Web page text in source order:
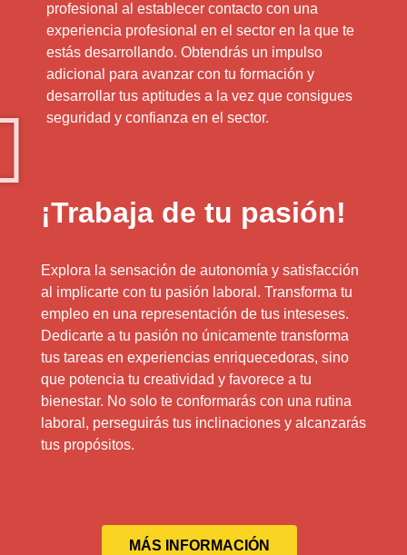
profesional al establecer contacto con una
experiencia profesional en el sector en la que te
estás desarrollando. Obtendrás un impulso
adicional para avanzar con tu formación y
desarrollar tus aptitudes a la vez que consigues
seguridad y confianza en el sector.
¡Trabaja de tu pasión!
Explora la sensación de autonomía y satisfacción
al implicarte con tu pasión laboral. Transforma tu
empleo en una representación de tus inteseses.
Dedicarte a tu pasión no únicamente transforma
tus tareas en experiencias enriquecedoras, sino
que potencia tu creatividad y favorece a tu
bienestar. No solo te conformarás con una rutina
laboral, perseguirás tus inclinaciones y alcanzarás
tus propósitos.
MÁS INFORMACIÓN